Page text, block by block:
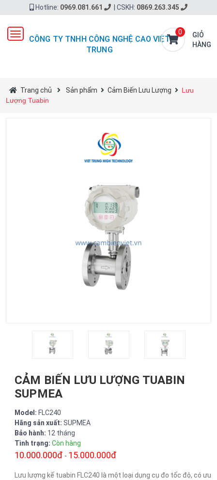
Hotline: 0969.081.661 CSKH: 0869.263.345
CÔNG TY TNHH CÔNG NGHỆ CAO VIỆT
TRUNG
0
GIỎ
HÀNG
Toggle
navigation
Trang chủ Sản phẩm Cảm Biến Lưu Lượng
Lưu
Lượng Tuabin
CẢM BIẾN LƯU LƯỢNG TUABIN
SUPMEA
Model: FLC240
Hãng sản xuất: SUPMEA
Bảo hành: 12 tháng
Tình trạng: Còn hàng
10.000.000đ - 15.000.000đ
Lưu lượng kế tuabin FLC240 là một loại dụng cụ đo tốc độ, có ưu